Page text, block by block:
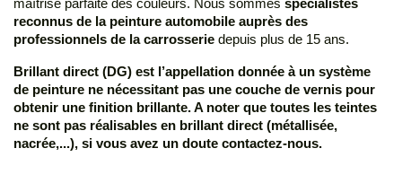
maîtrise parfaite des couleurs. Nous sommes spécialistes
reconnus de la peinture automobile auprès des
professionnels de la carrosserie depuis plus de 15 ans.
Brillant direct (DG) est l’appellation donnée à un système
de peinture ne nécessitant pas une couche de vernis pour
obtenir une finition brillante. A noter que toutes les teintes
ne sont pas réalisables en brillant direct (métallisée,
nacrée,...), si vous avez un doute contactez-nous.